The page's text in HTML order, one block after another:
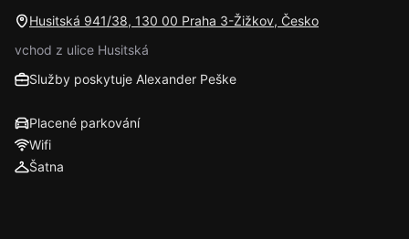
Husitská 941/38, 130 00 Praha 3-Žižkov, Česko
vchod z ulice Husitská
Služby poskytuje Alexander Peške
Placené parkování
Wifi
Šatna